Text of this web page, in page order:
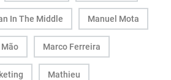
In The Middle Manuel Mota
Mão Marco Ferreira
Mathieu